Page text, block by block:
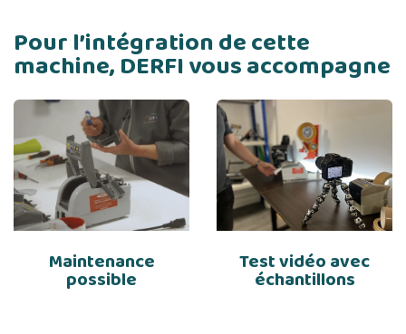
Pour l’intégration de cette
machine, DERFI vous accompagne
Maintenance
possible
Test vidéo avec
échantillons